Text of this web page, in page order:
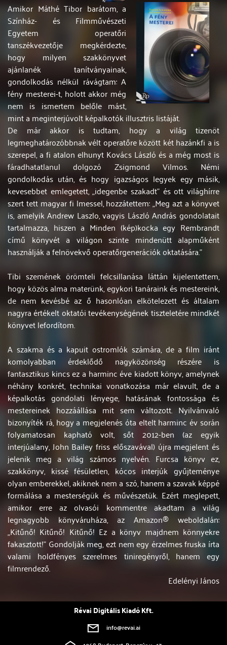
Amikor Máthé Tibor barátom, a
Színház- és Filmművészeti
Egyetem operatőri
tanszékvezetője megkérdezte,
hogy milyen szakkönyvet
ajánlanék tanítványainak,
gondolkodás nélkül rávágtam: A
fény mesterei-t, holott akkor még
nem is ismertem belőle mást,
mint a meginterjúvolt képalkotók illusztris listáját.
De már akkor is tudtam, hogy a világ tizenöt
legmeghatározóbbnak vélt operatőre között két hazánkfi a is
szerepel, a fi atalon elhunyt Kovács László és a még most is
fáradhatatlanul dolgozó Zsigmond Vilmos. Némi
gondolkodás után, és hogy igazságos legyek egy másik,
kevesebbet emlegetett, „idegenbe szakadt” és ott világhírre
szert tett magyar fi lmessel, hozzátettem: „Meg azt a könyvet
is, amelyik Andrew Laszlo, vagyis László András gondolatait
tartalmazza, hiszen a Minden (kép)kocka egy Rembrandt
című könyvét a világon szinte mindenütt alapműként
használják a felnövekvő operatőrgenerációk oktatására.”
Tibi szemének örömteli felcsillanása láttán kijelentettem,
hogy közös alma materünk, egykori tanáraink és mestereink,
de nem kevésbé az ő hasonlóan elkötelezett és általam
nagyra értékelt oktatói tevékenységének tiszteletére mindkét
könyvet lefordítom.
A szakma és a kapuit ostromlók számára, de a film iránt
komolyabban érdeklődő nagyközönség részére is
fantasztikus kincs ez a harminc éve kiadott könyv, amelynek
néhány konkrét, technikai vonatkozása már elavult, de a
képalkotás gondolati lényege, hatásának fontossága és
mestereinek hozzáállása mit sem változott. Nyilvánvaló
bizonyíték rá, hogy a megjelenés óta eltelt harminc év során
folyamatosan kapható volt, sőt 2012-ben (az egyik
interjúalany, John Bailey friss előszavával) újra megjelent és
jelenik meg a világ számos nyelvén. Furcsa könyv ez,
szakkönyv, kissé fésületlen, kócos interjúk gyűjteménye
olyan emberekkel, akiknek nem a szó, hanem a szavak képpé
formálása a mesterségük és művészetük. Ezért meglepett,
amikor erre az olvasói kommentre akadtam a világ
legnagyobb könyváruháza, az Amazon® weboldalán:
„Kitűnő! Kitűnő! Kitűnő! Ez a könyv majdnem könnyekre
fakasztott!” Gondolják meg, ezt nem egy érzelmes fruska írta
valami holdfényes szerelmes tiniregényről, hanem egy
filmrendező.
Edelényi János
Révai Digitális Kiadó Kft.
info@revai.ai